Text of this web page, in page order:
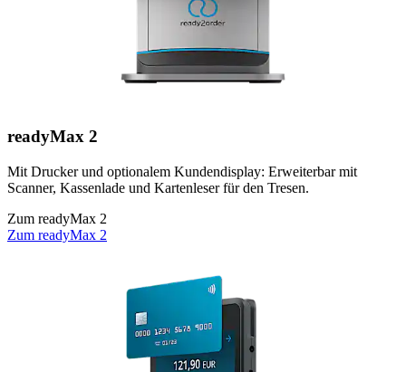
readyMax 2
Mit Drucker und optionalem Kundendisplay: Erweiterbar mit
Scanner, Kassenlade und Kartenleser für den Tresen.
Zum readyMax 2
Zum readyMax 2